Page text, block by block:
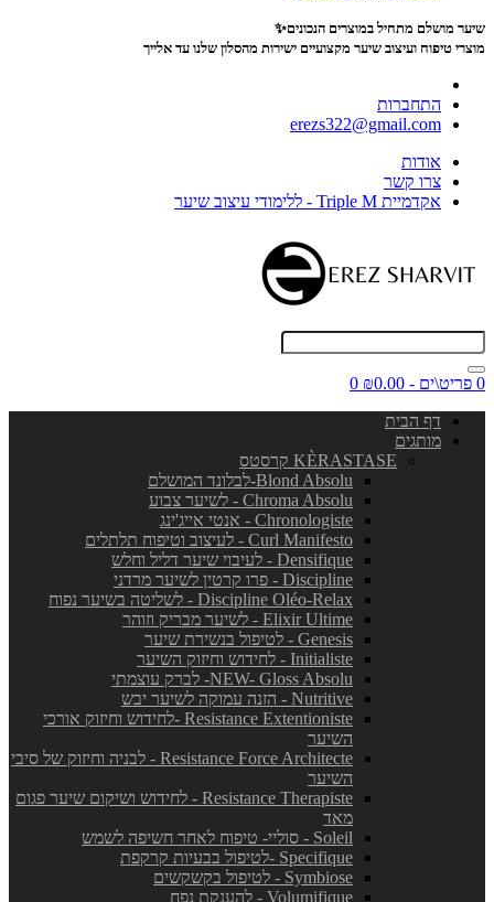
שיער מושלם מתחיל במוצרים הנכונים✨
מוצרי טיפוח ועיצוב שיער מקצועיים ישירות מהסלון שלנו עד אלייך
התחברות
erezs322@gmail.com
אודות
צרו קשר
אקדמיית Triple M - ללימודי עיצוב שיער
0 פריט\ים - ₪0.00
0
דף הבית
מותגים
KÈRASTASE קרסטס
Blond Absolu-לבלונד המושלם
Chroma Absolu - לשיער צבוע
Chronologiste - אנטי אייג'ינג
Curl Manifesto - לעיצוב וטיפוח תלתלים
Densifique - לעיבוי שיער דליל וחלש
Discipline - פרו קרטין לשיער מרדני
Discipline Oléo-Relax - לשליטה בשיער נפוח
Elixir Ultime - לשיער מבריק וזוהר
Genesis - לטיפול בנשירת שיער
Initialiste - לחידוש וחיזוק השיער
NEW- Gloss Absolu- לברק עוצמתי
Nutritive - הזנה עמוקה לשיער יבש
Resistance Extentioniste -לחידוש וחיזוק אורכי
השיער
Resistance Force Architecte - לבניה וחיזוק של סיבי
השיער
Resistance Therapiste - לחידוש ושיקום שיער פגום
מאד
Soleil - סוליי- טיפוח לאחר חשיפה לשמש
Specifique -לטיפול בבעיות קרקפת
Symbiose - לטיפול בקשקשים
Volumifique - להענקת נפח